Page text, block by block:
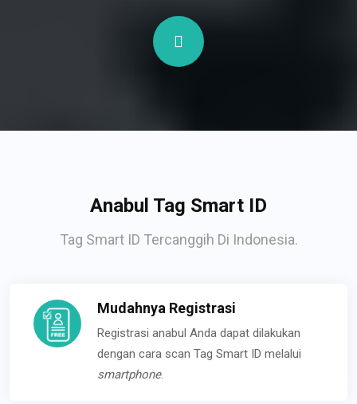
Anabul Tag Smart ID
Tag Smart ID Tercanggih Di Indonesia.
Mudahnya Registrasi
Registrasi anabul Anda dapat dilakukan
dengan cara scan Tag Smart ID melalui
smartphone.